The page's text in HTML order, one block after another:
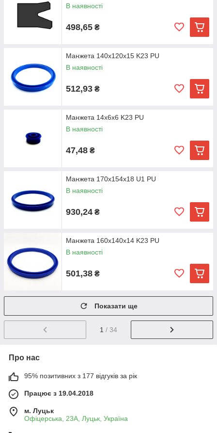
В наявності
498,65 ₴
Манжета 140х120х15 K23 PU
В наявності
512,93 ₴
Манжета 14х6х6 K23 PU
В наявності
47,48 ₴
Манжета 170х154х18 U1 PU
В наявності
930,24 ₴
Манжета 160х140х14 K23 PU
В наявності
501,38 ₴
Показати ще
1 / 34
Про нас
95% позитивних з 177 відгуків за рік
Працює з 19.04.2018
м. Луцьк
Офіцерська, 23А, Луцьк, Україна